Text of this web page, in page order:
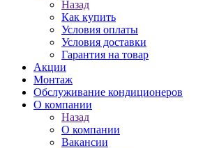
Назад
Как купить
Условия оплаты
Условия доставки
Гарантия на товар
Акции
Монтаж
Обслуживание кондиционеров
О компании
Назад
О компании
Вакансии